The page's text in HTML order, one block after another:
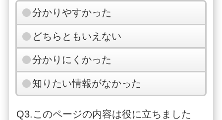
分かりやすかった
どちらともいえない
分かりにくかった
知りたい情報がなかった
Q3.このページの内容は役に立ちました